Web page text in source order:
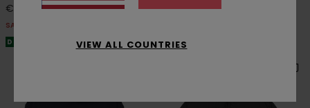
€ 22,50
SALE
DOPPELTER RABATT EXTRA 25 %
VIEW ALL COUNTRIES